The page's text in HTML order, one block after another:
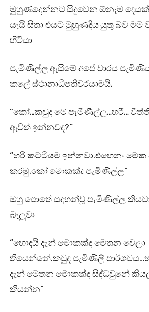
මුහුණදෙන්නට සිදුවෙන ඕනෑම
යැයි සිතා එයට මුහුණදිය යුතු බව මම
හිටියා.
පැමිණිල්ල ඇසීමේ අපේ වාරය
කලේ ස්ථානාධිපතිවරයාමයි.
“කෝ…කවුද මේ පැමිණිල්ල…හරි…
ඇවිත් ඉන්නවද?”
“හරි කට්ටියම ඉන්නවා.එහෙනං මේක
කරමු.කෝ මොකක්ද පැමිණිල්ල”
ඔහු පොතේ සඳහන්වූ පැමිණිල්ල
බැලුවා
“හොඳයි දැන් මොකක්ද මෙතන වෙලා
තියෙන්නේ.කවුද පැමිණිලි
දැන් මෙතන මොකක්ද සිද්ධවුනේ
කියන්න”